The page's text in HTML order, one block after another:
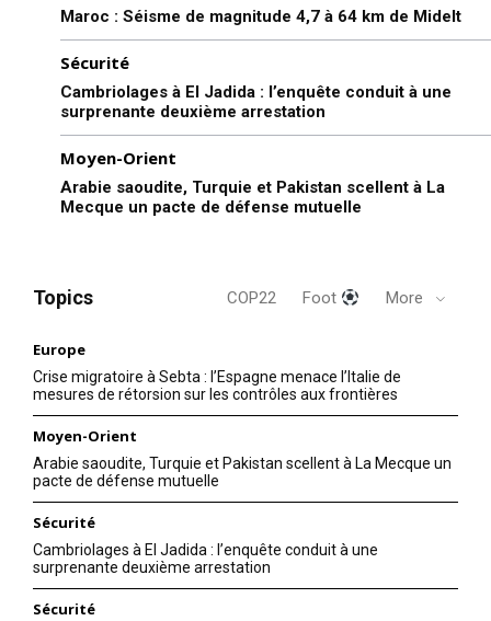
Maroc : Séisme de magnitude 4,7 à 64 km de Midelt
Sécurité
Cambriolages à El Jadida : l’enquête conduit à une
surprenante deuxième arrestation
Moyen-Orient
Arabie saoudite, Turquie et Pakistan scellent à La
Mecque un pacte de défense mutuelle
Topics COP22 Foot More
Europe
Crise migratoire à Sebta : l’Espagne menace l’Italie de
mesures de rétorsion sur les contrôles aux frontières
Moyen-Orient
Arabie saoudite, Turquie et Pakistan scellent à La Mecque un
pacte de défense mutuelle
Sécurité
Cambriolages à El Jadida : l’enquête conduit à une
surprenante deuxième arrestation
Sécurité